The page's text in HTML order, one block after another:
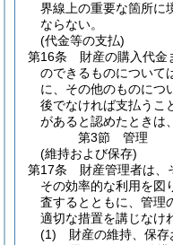
界線上の重要な箇所に
ならない。
(代金等の支払)
第16条
財産の購入代金
のできるものについて
に、その他のものにつ
後でなければ支払うこ
があると認めたときは
第3節
管理
(維持および保存)
第17条
財産管理者は、
その効率的な利用を図
査するとともに、管理
適切な措置を講じなけ
(1)
財産の維持、保